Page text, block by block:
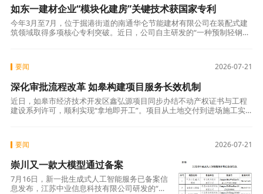
如东一建材企业“模块化建房”关键技术获国家专利
今年3月至7月，位于掘港街道的南通华仑节能建材有限公司在装配式建
筑领域取得多项核心专利突破。近日，公司自主研发的“一种预制轻钢墙
2026-07-21
要闻
深化审批流程改革 如皋构建项目服务长效机制
近日，如皋市经济技术开发区鑫弘源项目同步办结不动产权证书与工程
建设系列许可，顺利实现“拿地即开工”。项目从土地交付到进场施工实
2026-07-21
要闻
崇川又一款大模型通过备案
7月16日，新一批生成式人工智能服务已备案信
息发布，江苏中业信息科技有限公司研发的“青